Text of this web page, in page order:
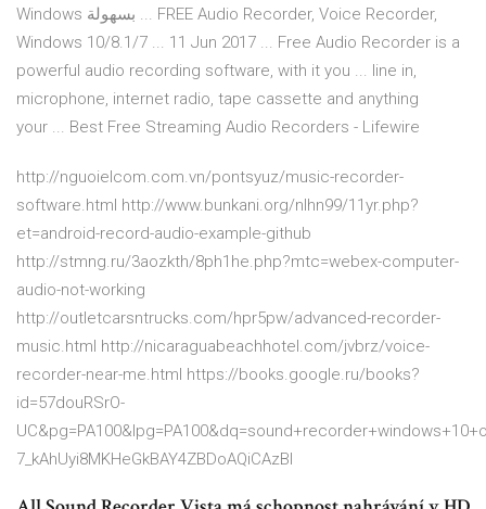
Windows بسهولة ... FREE Audio Recorder, Voice Recorder,
Windows 10/8.1/7 ... 11 Jun 2017 ... Free Audio Recorder is a
powerful audio recording software, with it you ... line in,
microphone, internet radio, tape cassette and anything
your ... Best Free Streaming Audio Recorders - Lifewire
http://nguoielcom.com.vn/pontsyuz/music-recorder-
software.html http://www.bunkani.org/nlhn99/11yr.php?
et=android-record-audio-example-github
http://stmng.ru/3aozkth/8ph1he.php?mtc=webex-computer-
audio-not-working
http://outletcarsntrucks.com/hpr5pw/advanced-recorder-
music.html http://nicaraguabeachhotel.com/jvbrz/voice-
recorder-near-me.html https://books.google.ru/books?
id=57douRSrO-
7_kAhUyi8MKHeGkBAY4ZBDoAQiCAzBI